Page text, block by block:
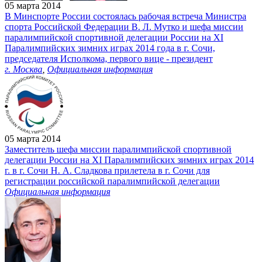
05 марта 2014
В Минспорте России состоялась рабочая встреча Министра
спорта Российской Федерации В. Л. Мутко и шефа миссии
паралимпийской спортивной делегации России на XI
Паралимпийских зимних играх 2014 года в г. Сочи,
председателя Исполкома, первого вице - президент
г. Москва Официальная информация
05 марта 2014
Заместитель шефа миссии паралимпийской спортивной
делегации России на XI Паралимпийских зимних играх 2014
г. в г. Сочи Н. А. Сладкова прилетела в г. Сочи для
регистрации российской паралимпийской делегации
Официальная информация